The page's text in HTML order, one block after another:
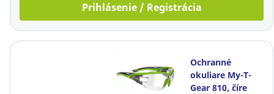
Prihlásenie / Registrácia
Ochranné
okuliare My-T-
Gear 810, číre